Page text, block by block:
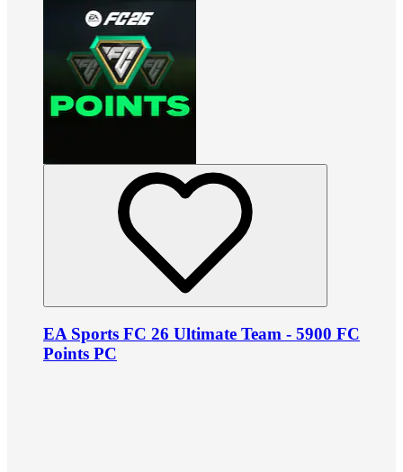
EA Sports FC 26 Ultimate Team - 5900 FC
Points PC